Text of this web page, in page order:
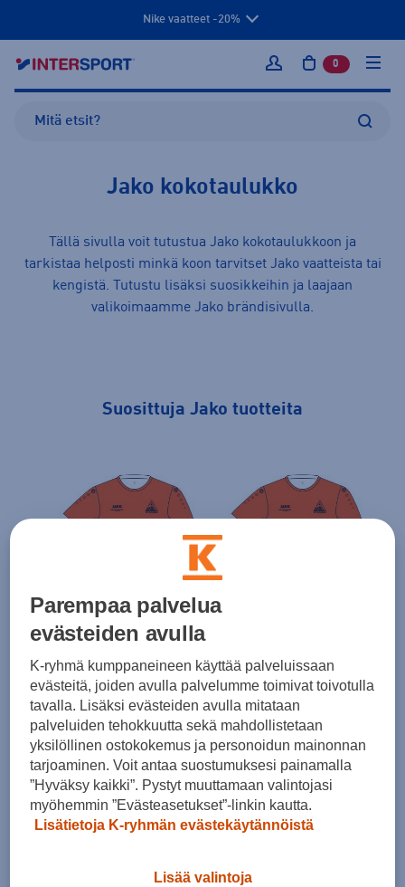
Nike vaatteet -20%
Kirjaudu sisään
0 tuotetta
Jako kokotaulukko
Tällä sivulla voit tutustua Jako kokotaulukkoon ja
tarkistaa helposti minkä koon tarvitset Jako vaatteista tai
kengistä. Tutustu lisäksi suosikkeihin ja laajaan
valikoimaamme Jako brändisivulla.
Suosittuja Jako tuotteita
JAKO PPJ JERSEY TEAM SR
28,00 €
JAKO PPJ JERSEY TEAM W
28,00 €
1 / 9
Jako kokotaulukko vaate
Jako - vaatteet -Miehet
Parempaa palvelua
evästeiden avulla
K-ryhmä kumppaneineen käyttää palveluissaan
evästeitä, joiden avulla palvelumme toimivat toivotulla
tavalla. Lisäksi evästeiden avulla mitataan
palveluiden tehokkuutta sekä mahdollistetaan
yksilöllinen ostokokemus ja personoidun mainonnan
tarjoaminen. Voit antaa suostumuksesi painamalla
”Hyväksy kaikki”. Pystyt muuttamaan valintojasi
myöhemmin ”Evästeasetukset”-linkin kautta.
Lisätietoja K-ryhmän evästekäytännöistä
Lisää valintoja